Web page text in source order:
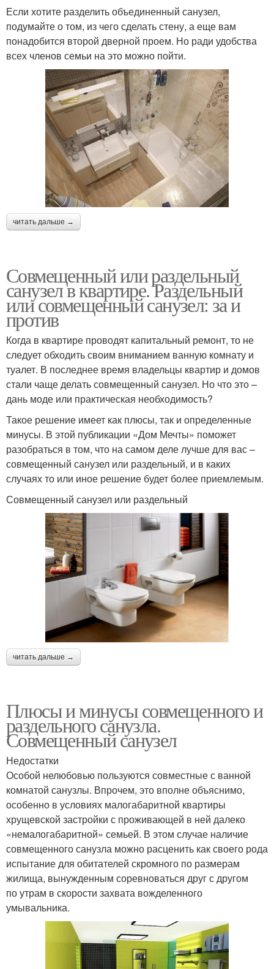
Если хотите разделить объединенный санузел,
подумайте о том, из чего сделать стену, а еще вам
понадобится второй дверной проем. Но ради удобства
всех членов семьи на это можно пойти.
читать дальше →
Совмещенный или раздельный
санузел в квартире. Раздельный
или совмещенный санузел: за и
против
Когда в квартире проводят капитальный ремонт, то не
следует обходить своим вниманием ванную комнату и
туалет. В последнее время владельцы квартир и домов
стали чаще делать совмещенный санузел. Но что это –
дань моде или практическая необходимость?
Такое решение имеет как плюсы, так и определенные
минусы. В этой публикации «Дом Мечты» поможет
разобраться в том, что на самом деле лучше для вас –
совмещенный санузел или раздельный, и в каких
случаях то или иное решение будет более приемлемым.
Совмещенный санузел или раздельный
читать дальше →
Плюсы и минусы совмещенного и
раздельного санузла.
Совмещенный санузел
Недостатки
Особой нелюбовью пользуются совместные с ванной
комнатой санузлы. Впрочем, это вполне объяснимо,
особенно в условиях малогабаритной квартиры
хрущевской застройки с проживающей в ней далеко
«немалогабаритной» семьей. В этом случае наличие
совмещенного санузла можно расценить как своего рода
испытание для обитателей скромного по размерам
жилища, вынужденным соревноваться друг с другом
по утрам в скорости захвата вожделенного
умывальника.